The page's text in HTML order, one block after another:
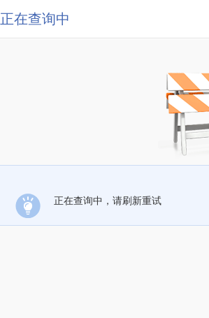
正在查询中
正在查询中，请刷新重试